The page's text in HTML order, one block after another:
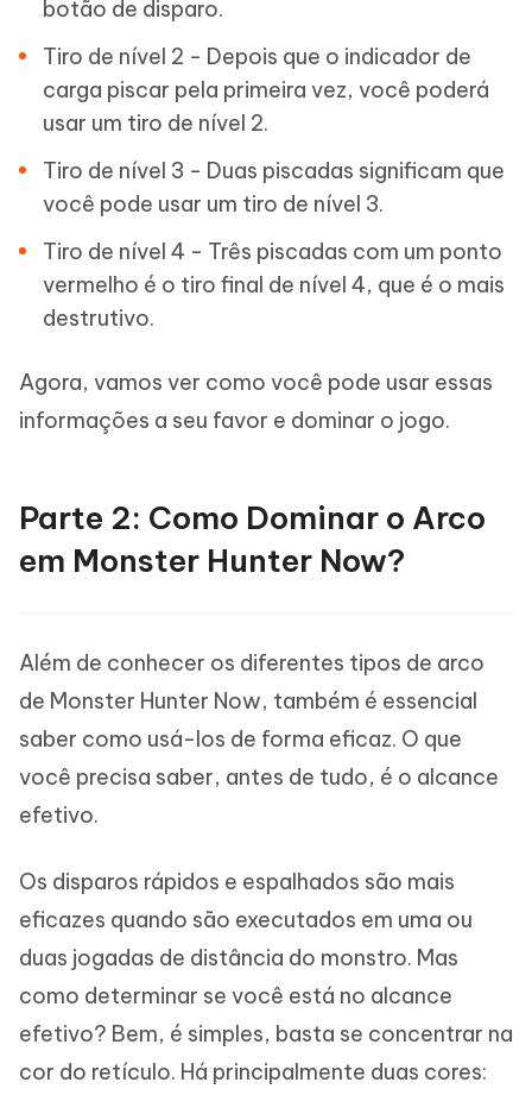
botão de disparo.
Tiro de nível 2 - Depois que o indicador de
carga piscar pela primeira vez, você poderá
usar um tiro de nível 2.
Tiro de nível 3 - Duas piscadas significam que
você pode usar um tiro de nível 3.
Tiro de nível 4 - Três piscadas com um ponto
vermelho é o tiro final de nível 4, que é o mais
destrutivo.
Agora, vamos ver como você pode usar essas
informações a seu favor e dominar o jogo.
Parte 2: Como Dominar o Arco
em Monster Hunter Now?
Além de conhecer os diferentes tipos de arco
de Monster Hunter Now, também é essencial
saber como usá-los de forma eficaz. O que
você precisa saber, antes de tudo, é o alcance
efetivo.
Os disparos rápidos e espalhados são mais
eficazes quando são executados em uma ou
duas jogadas de distância do monstro. Mas
como determinar se você está no alcance
efetivo? Bem, é simples, basta se concentrar na
cor do retículo. Há principalmente duas cores: